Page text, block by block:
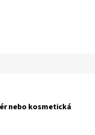
nebo kosmetická